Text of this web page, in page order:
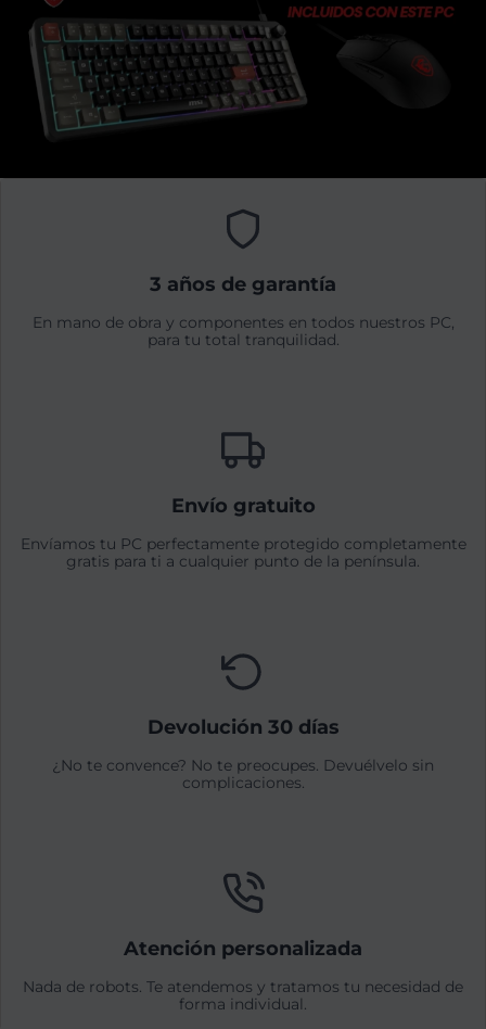
3 años de garantía
En mano de obra y componentes en todos nuestros PC,
para tu total tranquilidad.
Envío gratuito
Envíamos tu PC perfectamente protegido completamente
gratis para ti a cualquier punto de la península.
Devolución 30 días
¿No te convence? No te preocupes. Devuélvelo sin
complicaciones.
Atención personalizada
Nada de robots. Te atendemos y tratamos tu necesidad de
forma individual.